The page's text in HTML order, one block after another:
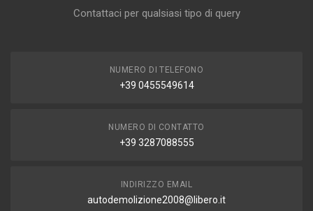
Contattaci per qualsiasi tipo di query
NUMERO DI TELEFONO
+39 0455549614
NUMERO DI CONTATTO
+39 3287088555
INDIRIZZO EMAIL
autodemolizione2008@libero.it